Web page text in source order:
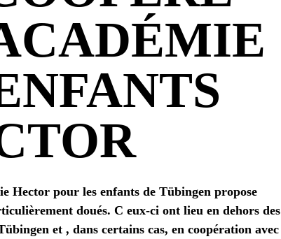
Hector pour les enfants de Tübingen propose
doués. C eux-ci ont lieu en dehors des
et , dans certains cas, en coopération avec